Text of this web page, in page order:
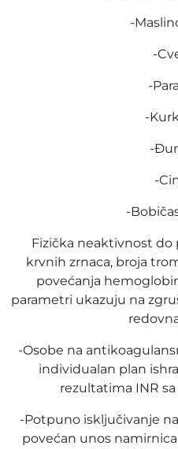
-
-
-
-
-
-
-
Fizička neaktivnost do
krvnih zrnaca, broja
povećanja
parametri ukazuju na
-Osobe na
individualan plan
rezultatima INR
-Potpuno isključivanje
povećan unos